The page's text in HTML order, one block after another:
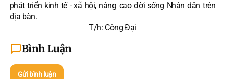
phát triển kinh tế - xã hội, nâng cao đời sống Nhân dân trên
địa bàn.
T/h: Công Đại
Bình Luận
Gửi bình luận